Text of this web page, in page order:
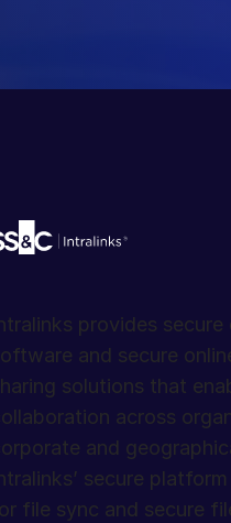
provides
and secure
solutions that
across
and
secure
file sync and secure